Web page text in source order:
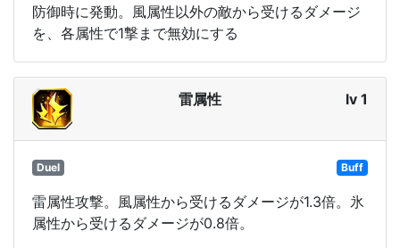
防御時に発動。風属性以外の敵から受けるダメージ
を、各属性で1撃まで無効にする
雷属性 lv 1
Duel Buff
雷属性攻撃。風属性から受けるダメージが1.3倍。氷
属性から受けるダメージが0.8倍。